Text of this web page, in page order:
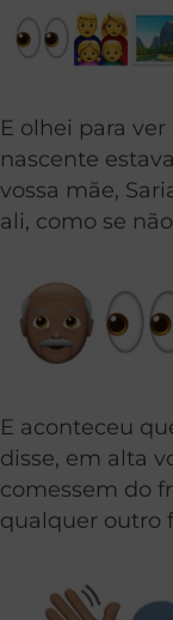
E olhei para
nascente
vossa mãe,
ali, como se
E aconteceu
disse, em alta
comessem do
qualquer outro